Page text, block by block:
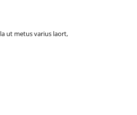
ut metus varius laort,